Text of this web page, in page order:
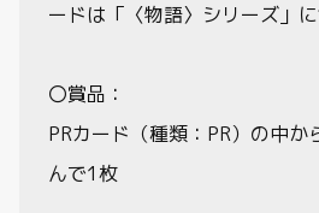
ードは「〈物語〉シリーズ」に
〇賞品：
PRカード（種類：PR）の中か
んで1枚